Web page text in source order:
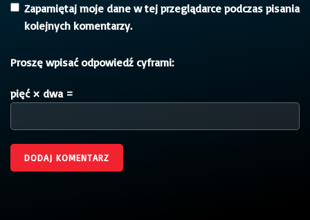
Zapamiętaj moje dane w tej przeglądarce podczas pisania
kolejnych komentarzy.
Proszę wpisać odpowiedź cyframi:
pięć × dwa =